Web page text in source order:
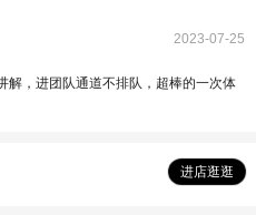
2023-07-25
解，进团队通道不排队，超棒的一次体
进店逛逛